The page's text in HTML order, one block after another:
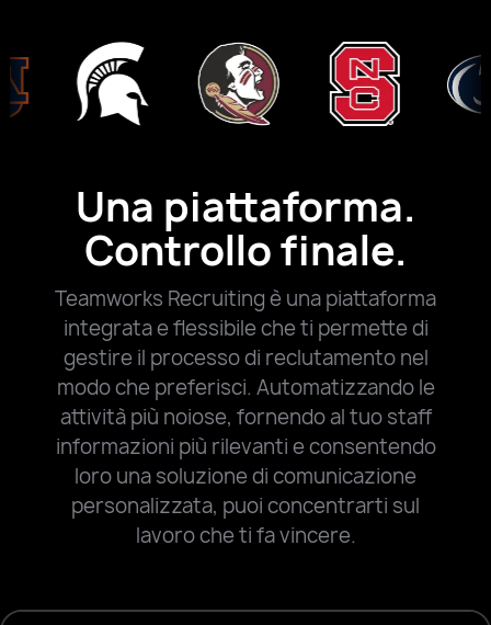
Una piattaforma.
Controllo finale.
Teamworks Recruiting è una piattaforma
integrata e flessibile che ti permette di
gestire il processo di reclutamento nel
modo che preferisci. Automatizzando le
attività più noiose, fornendo al tuo staff
informazioni più rilevanti e consentendo
loro una soluzione di comunicazione
personalizzata, puoi concentrarti sul
lavoro che ti fa vincere.